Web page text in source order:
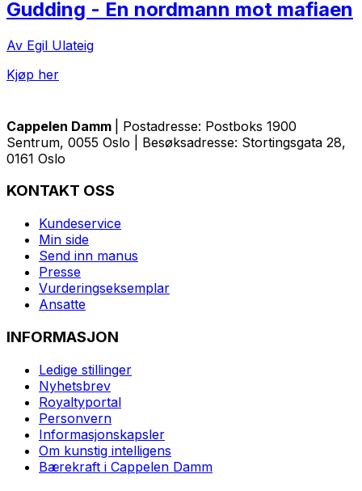
Gudding - En nordmann mot mafiaen
Av Egil Ulateig
Kjøp her
Cappelen Damm
| Postadresse: Postboks 1900
Sentrum, 0055 Oslo | Besøksadresse: Stortingsgata 28,
0161 Oslo
KONTAKT OSS
Kundeservice
Min side
Send inn manus
Presse
Vurderingseksemplar
Ansatte
INFORMASJON
Ledige stillinger
Nyhetsbrev
Royaltyportal
Personvern
Informasjonskapsler
Om kunstig intelligens
Bærekraft i Cappelen Damm